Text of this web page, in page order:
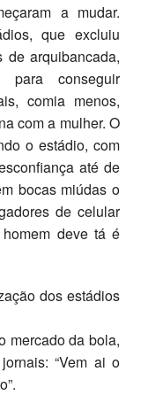
a mudar.
que excluiu
de arquibancada,
para conseguir
comia menos,
com a mulher. O
o estádio, com
até de
bocas miúdas o
de celular
deve tá é
dos estádios
mercado da bola,
“Vem ai o